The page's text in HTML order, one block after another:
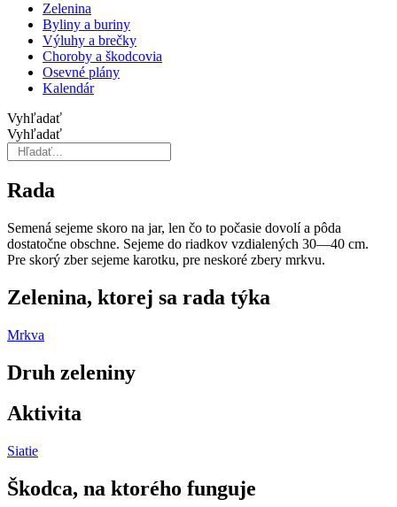
Zelenina
Byliny a buriny
Výluhy a brečky
Choroby a škodcovia
Osevné plány
Kalendár
Vyhľadať
Vyhľadať
Rada
Semená sejeme skoro na jar, len čo to počasie dovolí a pôda
dostatočne obschne. Sejeme do riadkov vzdialených 30—40 cm.
Pre skorý zber sejeme karotku, pre neskoré zbery mrkvu.
Zelenina, ktorej sa rada týka
Mrkva
Druh zeleniny
Aktivita
Siatie
Škodca, na ktorého funguje